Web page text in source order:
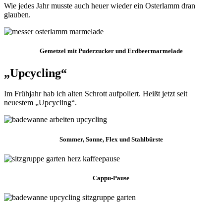
Wie jedes Jahr musste auch heuer wieder ein Osterlamm dran
glauben.
Gemetzel mit Puderzucker und Erdbeermarmelade
„Upcycling“
Im Frühjahr hab ich alten Schrott aufpoliert. Heißt jetzt seit
neuestem „Upcycling“.
Sommer, Sonne, Flex und Stahlbürste
Cappu-Pause